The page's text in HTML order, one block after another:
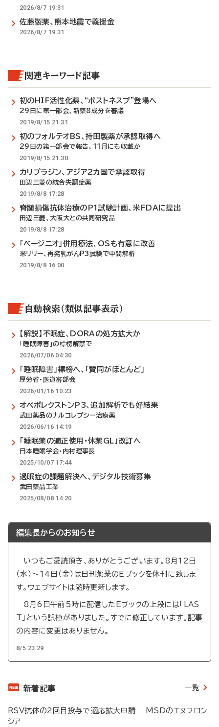
2026/8/7 19:31
佐藤製薬、熊本地震で義援金
2026/8/7 19:31
関連キーワード記事
初のHIF活性化薬、“ポストネスプ”登場へ
29日に第一部会、新薬8成分を審議
2019/8/15 21:31
初のフォルテオBS、持田製薬が承認取得へ
29日の第一部会で報告、11月にも収載か
2019/8/15 21:30
カリプラジン、アジア2カ国で承認取得
田辺三菱の統合失調症薬
2019/8/8 17:28
脊髄損傷抗体治療のP1試験計画、米FDAに提出
田辺三菱、大阪大との共同研究品
2019/8/8 17:28
「ベージニオ」併用療法、OSも有意に改善
米リリー、再発乳がんP3試験で中間解析
2019/8/8 16:00
自動検索（類似記事表示）
【解説】不眠症、DORAの処方拡大か
「睡眠障害」の標榜解禁で
2026/07/06 04:30
「睡眠障害」標榜へ、「賛同がほとんど」
厚労省・医道審部会
2026/01/16 10:23
オベポレクストンP3、追加解析でも好結果
武田薬品のナルコレプシー治療薬
2026/06/16 14:19
「睡眠薬の適正使用・休薬GL」改訂へ
日本睡眠学会・内村理事長
2025/10/07 17:44
過眠症の課題解決へ、デジタル技術募集
武田薬品工業
2025/08/08 14:20
編集長からのお知らせ
いつもご愛読頂き、ありがとうございます。8月12日
（水）～14日（金）は日刊薬業のEブックを休刊に致しま
す。ウェブサイトは随時更新します。
8月6日午前5時に配信したEブックの上段には「LAS
T」という誤植がありました。すでに修正しています。記事
の内容に変更はありません。
8/5 23:29
新着記事 一覧
RSV抗体の2回目投与で適応拡大申請 MSDのエヌフロン
シア